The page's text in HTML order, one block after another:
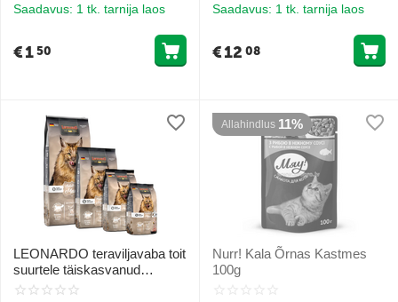
Saadavus: 1 tk. tarnija laos
€150
kassidele
Saadavus: 1 tk. tarnija laos
€12 08
LEONARDO teraviljavaba toit
suurtele täiskasvanud
kassitõugudele 15 kg
Allahindlus 11%
Nurr! Kala Õrnas Kastmes
100g